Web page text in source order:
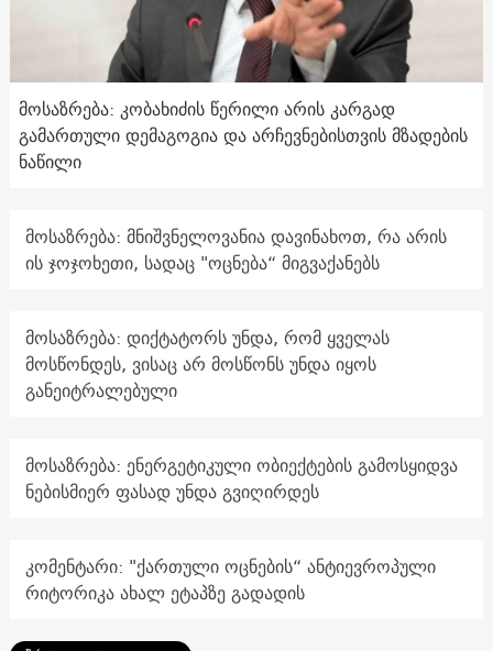
მოსაზრება: კობახიძის წერილი არის კარგად
გამართული დემაგოგია და არჩევნებისთვის მზადების
ნაწილი
მოსაზრება: მნიშვნელოვანია დავინახოთ, რა არის
ის ჯოჯოხეთი, სადაც "ოცნება“ მიგვაქანებს
მოსაზრება: დიქტატორს უნდა, რომ ყველას
მოსწონდეს, ვისაც არ მოსწონს უნდა იყოს
განეიტრალებული
მოსაზრება: ენერგეტიკული ობიექტების გამოსყიდვა
ნებისმიერ ფასად უნდა გვიღირდეს
კომენტარი: "ქართული ოცნების“ ანტიევროპული
რიტორიკა ახალ ეტაპზე გადადის